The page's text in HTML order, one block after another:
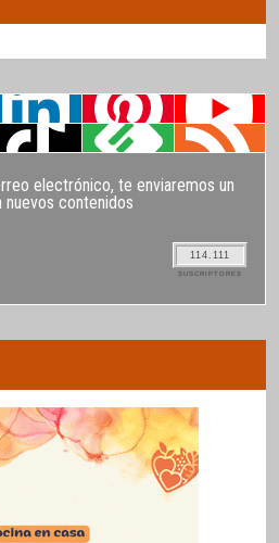
electrónico, te enviaremos un
nuevos contenidos
114.111
SUSCRIPTORES